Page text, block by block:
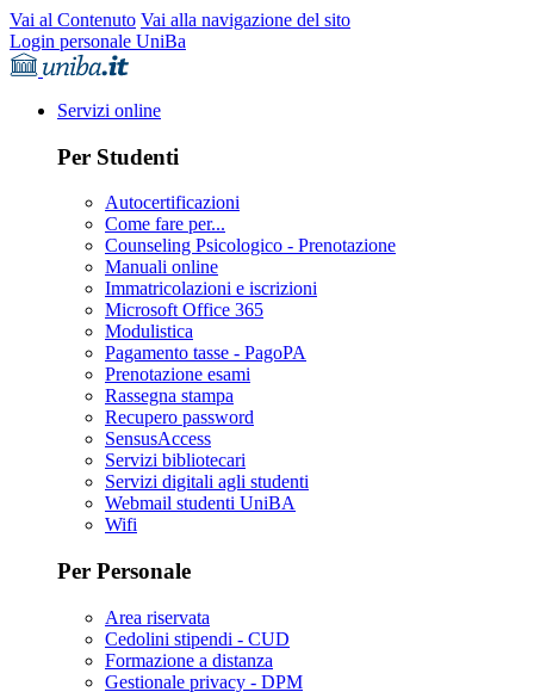
Vai al Contenuto Vai alla navigazione del sito
Login personale UniBa
Servizi online
Per Studenti
Autocertificazioni
Come fare per...
Counseling Psicologico - Prenotazione
Manuali online
Immatricolazioni e iscrizioni
Microsoft Office 365
Modulistica
Pagamento tasse - PagoPA
Prenotazione esami
Rassegna stampa
Recupero password
SensusAccess
Servizi bibliotecari
Servizi digitali agli studenti
Webmail studenti UniBA
Wifi
Per Personale
Area riservata
Cedolini stipendi - CUD
Formazione a distanza
Gestionale privacy - DPM